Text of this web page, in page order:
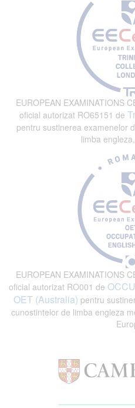
EUROPEAN EXAMINATIONS
oficial autorizat RO65151 de
pentru sustinerea examenelor
limba
EUROPEAN EXAMINATIONS
oficial autorizat RO001 de
OET (Australia) pentru
cunostintelor de limba engleza